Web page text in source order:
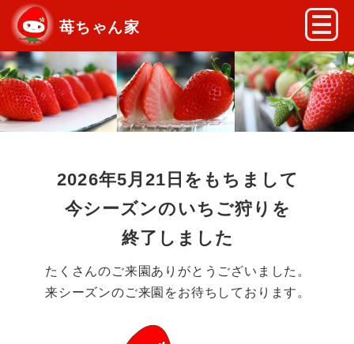
苺ちゃん家
2026年5月21日をもちまして
今シーズンのいちご狩りを
終了しました
たくさんのご来園ありがとうございました。
来シーズンのご来園をお待ちしております。